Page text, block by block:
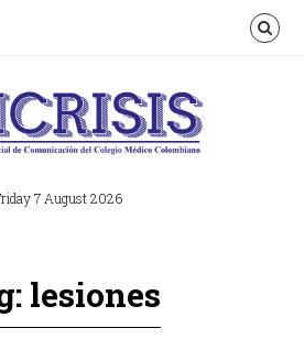
7 August 2026
lesiones